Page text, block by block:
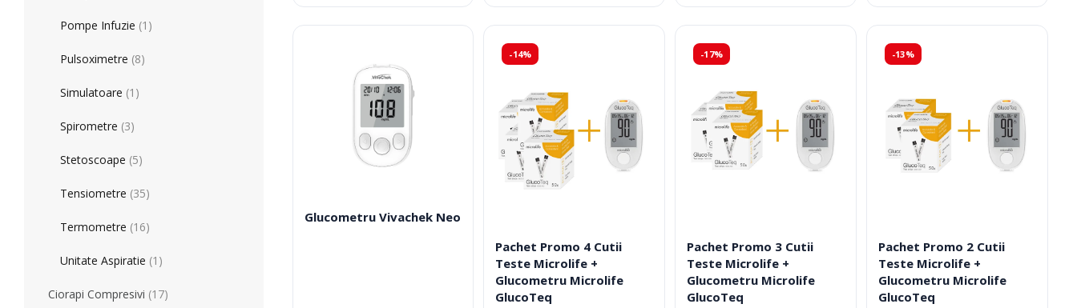
Glucometru Vivachek Neo
-14%
Pachet Promo 4 Cutii
Teste Microlife +
Glucometru Microlife
GlucoTeq
-17%
Pachet Promo 3 Cutii
Teste Microlife +
Glucometru Microlife
GlucoTeq
-13%
Pachet Promo 2 Cutii
Teste Microlife +
Glucometru Microlife
GlucoTeq
Pompe Infuzie (1)
Pulsoximetre (8)
Simulatoare (1)
Spirometre (3)
Stetoscoape (5)
Tensiometre (35)
Termometre (16)
Unitate Aspiratie (1)
Ciorapi Compresivi (17)